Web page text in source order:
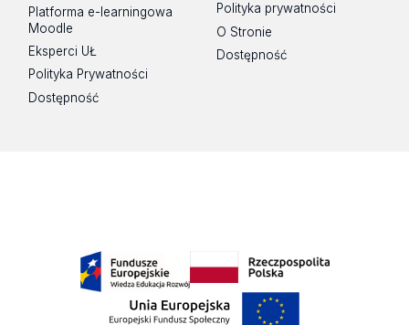
Platforma e-learningowa
Moodle
Eksperci UŁ
Polityka Prywatności
Dostępność
Polityka prywatności
O Stronie
Dostępność